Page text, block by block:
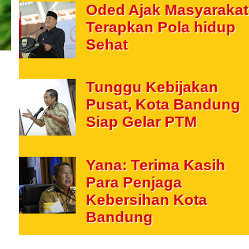
Oded Ajak Masyarakat
Terapkan Pola hidup
Sehat
Tunggu Kebijakan
Pusat, Kota Bandung
Siap Gelar PTM
Yana: Terima Kasih
Para Penjaga
Kebersihan Kota
Bandung